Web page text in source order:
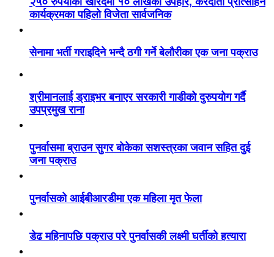
कार्यक्रमका पहिलो विजेता सार्वजनिक
सेनामा भर्ती गराइदिने भन्दै ठगी गर्ने बेलौरीका एक जना पक्राउ
श्रीमानलाई ड्राइभर बनाएर सरकारी गाडीको दुरुपयोग गर्दै
उपप्रमुख राना
पुनर्वासमा ब्राउन सुगर बोकेका सशस्त्रका जवान सहित दुई
जना पक्राउ
पुनर्वासको आईबीआरडीमा एक महिला मृत फेला
डेढ महिनापछि पक्राउ परे पुनर्वासकी लक्ष्मी घर्तीको हत्यारा